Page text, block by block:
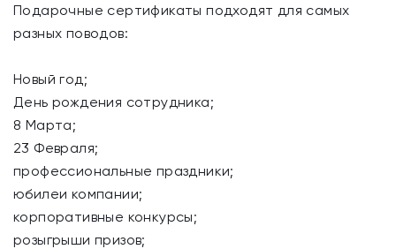
Подарочные сертификаты подходят для самых
разных поводов:
Новый год;
День рождения сотрудника;
8 Марта;
23 Февраля;
профессиональные праздники;
юбилеи компании;
корпоративные конкурсы;
розыгрыши призов;